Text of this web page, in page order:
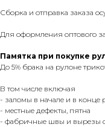
Сборка и отправка заказа
Для оформления оптового
Памятка при покупке
До 5% брака на рулоне
В том числе включая
- заломы в начале и в конце
- местные дефекты, пятна
- фабричные швы и вырезы